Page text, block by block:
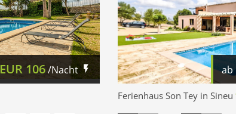
EUR 106/Nacht ab
Ferienhaus Son Tey in Sineu